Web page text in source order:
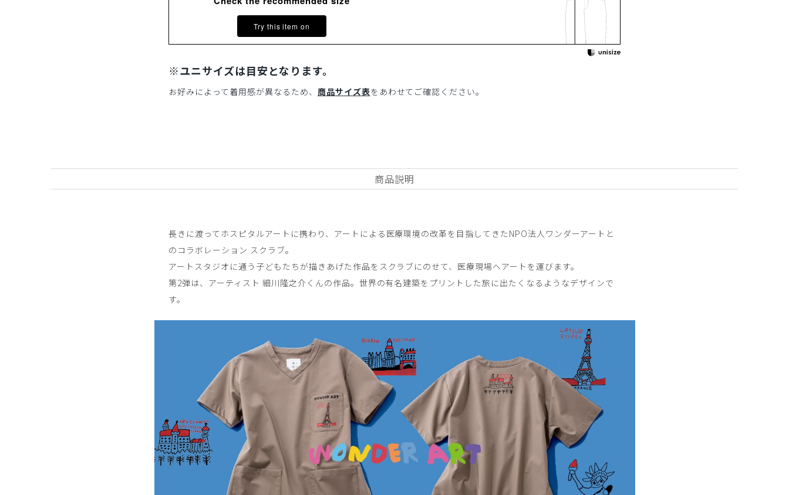
Try this item on
※ユニサイズは目安となります。
お好みによって着用感が異なるため、 商品サイズ表をあわせてご確認ください。
商品説明
長きに渡ってホスピタルアートに携わり、アートによる医療環境の改革を目指してきたNPO法人ワンダーアートと
のコラボレーション スクラブ。
アートスタジオに通う子どもたちが描きあげた作品をスクラブにのせて、医療現場へアートを運びます。
第2弾は、アーティスト 細川隆之介くんの作品。世界の有名建築をプリントした旅に出たくなるようなデザインで
す。